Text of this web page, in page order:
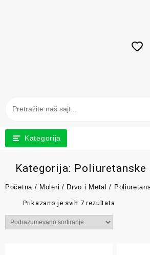
Kategorija
Kategorija: Poliuretanske
Početna / Moleri / Drvo i Metal /
Prikazano je svih 7 rezultata